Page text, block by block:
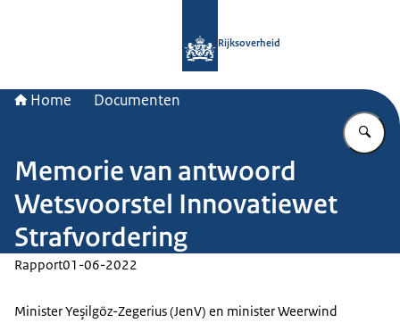
Rijksoverheid
Home Documenten
Memorie van antwoord
Wetsvoorstel Innovatiewet
Strafvordering
Rapport01-06-2022
Minister Yeşilgöz-Zegerius (JenV) en minister Weerwind